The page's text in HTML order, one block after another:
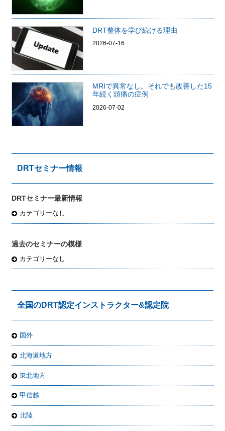
DRT整体を学び続ける理由
2026-07-16
MRIで異常なし。それでも改善した15
年続く頭痛の症例
2026-07-02
DRTセミナー情報
DRTセミナー最新情報
カテゴリーなし
過去のセミナーの模様
カテゴリーなし
全国のDRT認定インストラクター&認定院
国外
北海道地方
東北地方
甲信越
北陸